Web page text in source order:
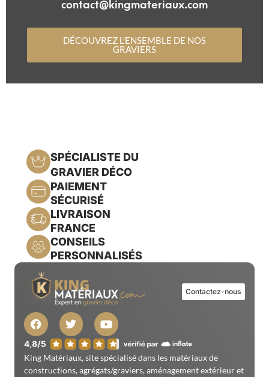
DÉCOUVREZ L'ENSEMBLE DE NOS
GRAVIERS
SPÉCIALISTE DU
GRAVIER DÉCO
PAIEMENT
SÉCURISÉ
LIVRAISON
FRANCE
CONSEILS
PERSONNALISÉS
Contactez-nous
King Matériaux, site spécialisé dans les matériaux de
constructions, agrégats/graviers, aménagement extérieur et